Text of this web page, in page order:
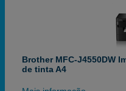
Brother MFC-J4550DW
de tinta A4